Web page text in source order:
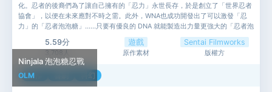
Ninjala 泡泡糖忍戰
OLM
化。忍者的後裔們為了讓自己擁有的「忍力」永世長存，於是創立了「世界忍者
協會」，以便在未來應對不時之需。此外，WNA也成功開發出了可以激發「忍
力」的「忍者泡泡糖」……只要有優良的 DNA 就能製造出力量更強大的「忍者泡
泡糖」。極限忍者競賽「Ninjala」就是為了找出最強的忍者而舉辦的。
5.59分
3,708人
遊戲
原作素材
Sentai Filmworks
版權方
動作 科幻